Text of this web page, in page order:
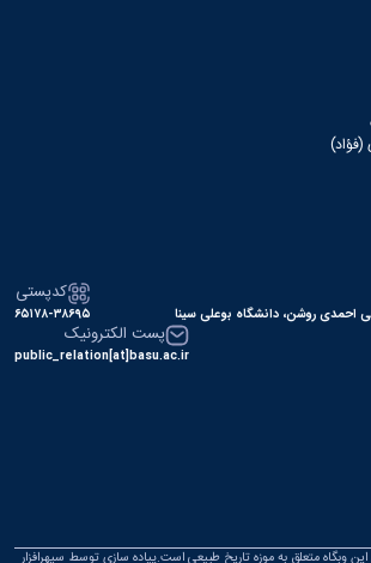
(فؤاد)
احمدی روشن، دانشگاه بوعلی سینا
کدپستی
۶۵۱۷۸-۳۸۶۹۵
پست الکترونیک
public_relation[at]basu.ac.ir
وبگاه متعلق به موزه تاریخ طبیعی است.پیاده سازی توسط سپهرافزار